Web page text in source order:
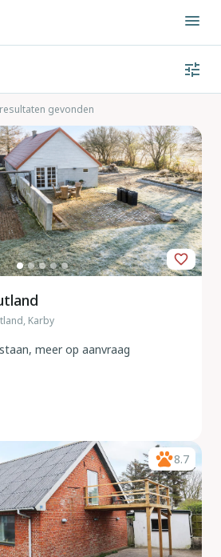
gevonden
Karby
meer op aanvraag
8.7